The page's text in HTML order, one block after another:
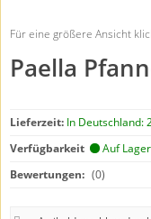
Für eine größere Ansicht
Paella
Lieferzeit: In Deutschland:
Verfügbarkeit
Auf Lager
Bewertungen: (0)